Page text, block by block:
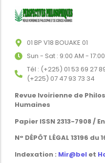
01 BP V18 BOUAKE 01
Sun - Sat : 9:00 AM -
Tél : (+225) 01 53 69 27
(+225) 07 47 93 73 34
Revue Ivoirienne de
Humaines
Papier ISSN 2313-7908 /
N° DÉPÔT LÉGAL 13196
Indexation : Mir@bel et